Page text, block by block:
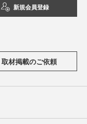
新規会員登録
取材掲載のご依頼